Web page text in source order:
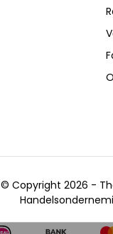
© Copyright 2026 -